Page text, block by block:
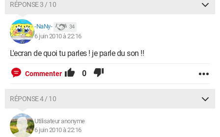
RÉPONSE 3 / 10
-NaNy- 34
6 juin 2010 à 22:16
L'ecran de quoi tu parles ! je parle du son !!
Commenter 0
RÉPONSE 4 / 10
Utilisateur anonyme
6 juin 2010 à 22:16